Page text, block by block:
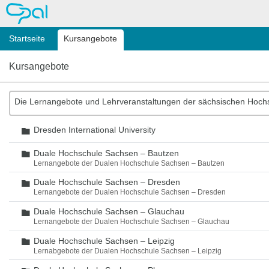
OPAL
Startseite Kursangebote
Kursangebote
Die Lernangebote und Lehrveranstaltungen der sächsischen
Ordner
Dresden International University
Ordner
Duale Hochschule Sachsen – Bautzen
Lernangebote der Dualen Hochschule Sachsen – Bautzen
Ordner
Duale Hochschule Sachsen – Dresden
Lernangebote der Dualen Hochschule Sachsen – Dresden
Ordner
Duale Hochschule Sachsen – Glauchau
Lernangebote der Dualen Hochschule Sachsen – Glauchau
Ordner
Duale Hochschule Sachsen – Leipzig
Lernabgebote der Dualen Hochschule Sachsen – Leipzig